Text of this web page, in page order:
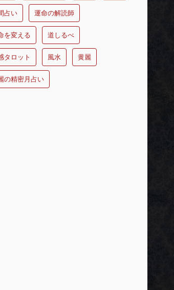
占い 運命の解読師
を変える 道しるべ
タロット 風水 黄麗
の精密月占い